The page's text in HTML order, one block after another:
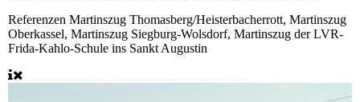
Referenzen Martinszug Thomasberg/Heisterbacherrott, Martinszug
Oberkassel, Martinszug Siegburg-Wolsdorf, Martinszug der LVR-
Frida-Kahlo-Schule ins Sankt Augustin